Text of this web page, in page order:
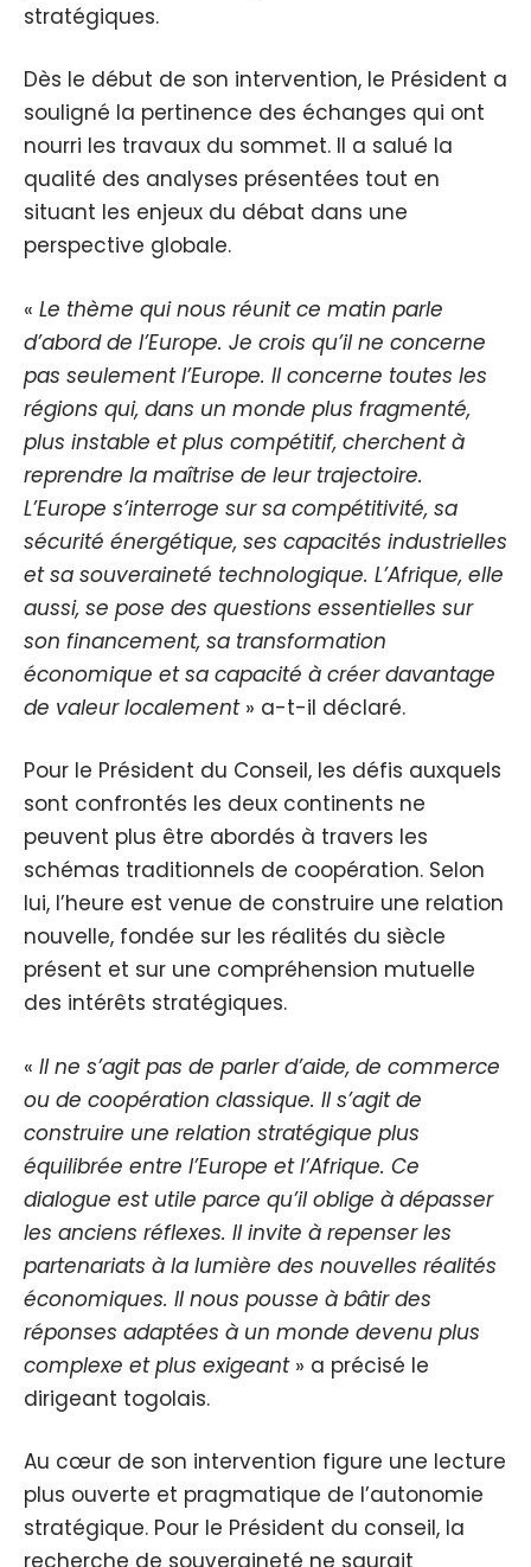
stratégiques.
Dès le début de son intervention, le Président a
souligné la pertinence des échanges qui ont
nourri les travaux du sommet. Il a salué la
qualité des analyses présentées tout en
situant les enjeux du débat dans une
perspective globale.
« Le thème qui nous réunit ce matin parle
d’abord de l’Europe. Je crois qu’il ne concerne
pas seulement l’Europe. Il concerne toutes les
régions qui, dans un monde plus fragmenté,
plus instable et plus compétitif, cherchent à
reprendre la maîtrise de leur trajectoire.
L’Europe s’interroge sur sa compétitivité, sa
sécurité énergétique, ses capacités industrielles
et sa souveraineté technologique. L’Afrique, elle
aussi, se pose des questions essentielles sur
son financement, sa transformation
économique et sa capacité à créer davantage
de valeur localement» a-t-il déclaré.
Pour le Président du Conseil, les défis auxquels
sont confrontés les deux continents ne
peuvent plus être abordés à travers les
schémas traditionnels de coopération. Selon
lui, l’heure est venue de construire une relation
nouvelle, fondée sur les réalités du siècle
présent et sur une compréhension mutuelle
des intérêts stratégiques.
« Il ne s’agit pas de parler d’aide, de commerce
ou de coopération classique. Il s’agit de
construire une relation stratégique plus
équilibrée entre l’Europe et l’Afrique. Ce
dialogue est utile parce qu’il oblige à dépasser
les anciens réflexes. Il invite à repenser les
partenariats à la lumière des nouvelles réalités
économiques. Il nous pousse à bâtir des
réponses adaptées à un monde devenu plus
complexe et plus exigeant » a précisé le
dirigeant togolais.
Au cœur de son intervention figure une lecture
plus ouverte et pragmatique de l’autonomie
stratégique. Pour le Président du conseil, la